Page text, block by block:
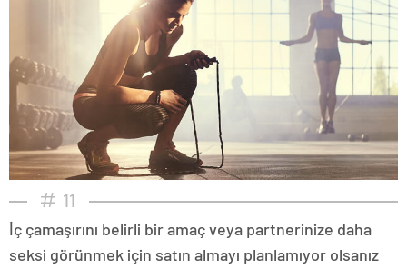
11
İç çamaşırını belirli bir amaç veya partnerinize daha
seksi görünmek için satın almayı planlamıyor olsanız